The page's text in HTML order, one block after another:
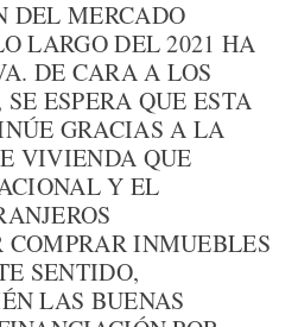
DEL MERCADO
LARGO DEL 2021 HA
DE CARA A LOS
ESPERA QUE ESTA
GRACIAS A LA
VIVIENDA QUE
Y EL
COMPRAR INMUEBLES
SENTIDO,
LAS BUENAS